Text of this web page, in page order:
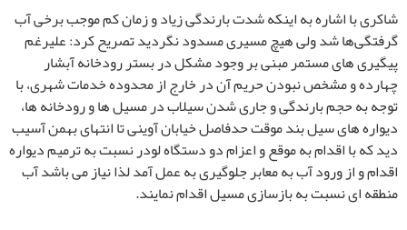
شاکری با اشاره به اینکه شدت بارندگی زیاد و زمان کم موجب برخی آب
گرفتگی‌ها شد ولی هیچ مسیری مسدود نگردید تصریح کرد: علیرغم
پیگیری های مستمر مبنی بر وجود مشکل در بستر رودخانه آبشار
چهارده و مشخص نبودن حریم آن در خارج از محدوده خدمات شهری، با
توجه به حجم بارندگی و جاری شدن سیلاب در مسیل ها و رودخانه ها،
دیواره های سیل بند موقت حدفاصل خیابان آوینی تا انتهای بهمن آسیب
دید که با اقدام به موقع و اعزام دو دستگاه لودر نسبت به ترمیم دیواره
اقدام و از ورود آب به معابر جلوگیری به عمل آمد لذا نیاز می باشد آب
منطقه ای نسبت به بازسازی مسیل اقدام نمایند.